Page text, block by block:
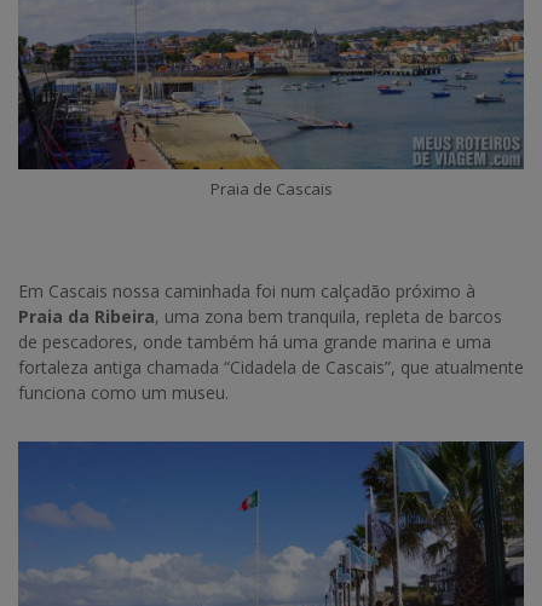
Praia de Cascais
Em Cascais nossa caminhada foi num calçadão próximo à
Praia da Ribeira, uma zona bem tranquila, repleta de barcos
de pescadores, onde também há uma grande marina e uma
fortaleza antiga chamada “Cidadela de Cascais”, que atualmente
funciona como um museu.